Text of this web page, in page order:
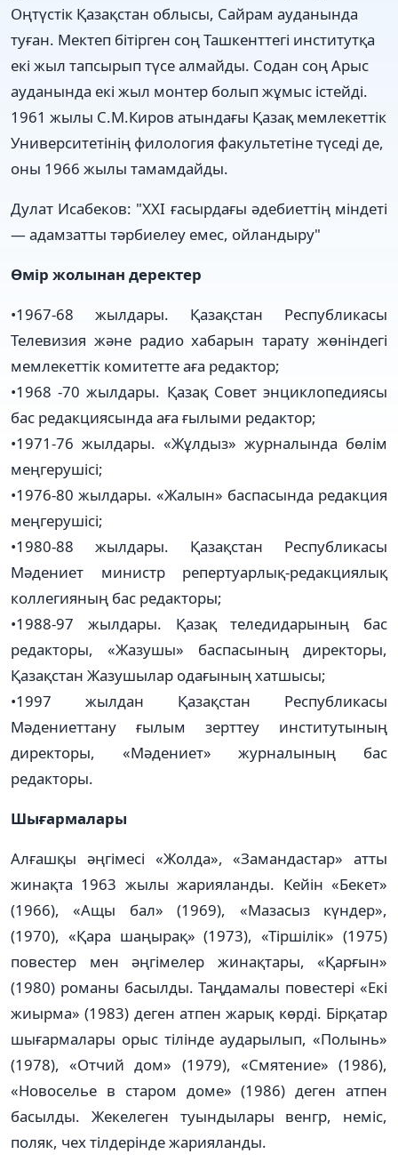
Оңтүстік Қазақстан облысы, Сайрам ауданында
туған. Мектеп бітірген соң Ташкенттегі институтқа
екі жыл тапсырып түсе алмайды. Содан соң Арыс
ауданында екі жыл монтер болып жұмыс істейді.
1961 жылы С.М.Киров атындағы Қазақ мемлекеттік
Университетінің филология факультетіне түседі де,
оны 1966 жылы тамамдайды.
Дулат Исабеков: "ХХІ ғасырдағы әдебиеттің міндеті
— адамзатты тәрбиелеу емес, ойландыру"
Өмір жолынан деректер
•1967-68 жылдары. Қазақстан Республикасы
Телевизия және радио хабарын тарату жөніндегі
мемлекеттік комитетте аға редактор;
•1968 -70жылдары. Қазақ Совет энциклопедиясы
бас редакциясында аға ғылыми редактор;
•1971-76 жылдары. «Жұлдыз» журналында бөлім
меңгерушісі;
•1976-80 жылдары. «Жалын» баспасында редакция
меңгерушісі;
•1980-88 жылдары. Қазақстан Республикасы
Мәдениет министр репертуарлық-редакциялық
коллегияның бас редакторы;
•1988-97 жылдары. Қазақ теледидарының бас
редакторы, «Жазушы» баспасының директоры,
Қазақстан Жазушылар одағының хатшысы;
•1997 жылдан Қазақстан Республикасы
Мәдениеттану ғылым зерттеу институтының
директоры, «Мәдениет» журналының бас
редакторы.
Шығармалары
Алғашқы әңгімесі «Жолда», «Замандастар» атты
жинақта 1963 жылы жарияланды. Кейін «Бекет»
(1966), «Ащы бал» (1969), «Мазасыз күндер»,
(1970), «Қара шаңырақ» (1973), «Тіршілік» (1975)
повестер мен әңгімелер жинақтары, «Қарғын»
(1980) романы басылды. Таңдамалы повестері «Екі
жиырма» (1983) деген атпен жарық көрді. Бірқатар
шығармалары орыс тілінде аударылып, «Полынь»
(1978), «Отчий дом» (1979), «Смятение» (1986),
«Новоселье в старом доме» (1986) деген атпен
басылды. Жекелеген туындылары венгр, неміс,
поляк, чех тілдерінде жарияланды.